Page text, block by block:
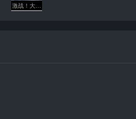
激战！大矿区